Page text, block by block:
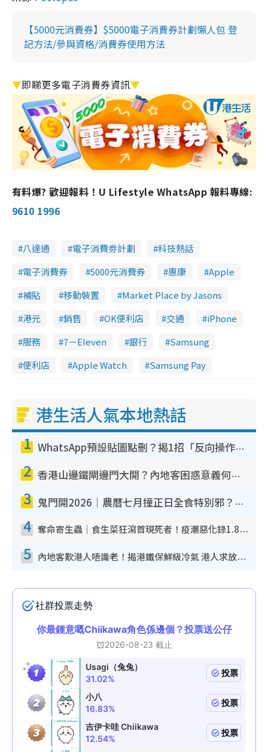
【5000元消費券】$5000電子消費券計劃懶人包 登
記方法/參與資格/消費券使用方法
▼即睇更多電子消費券資訊▼
有料爆? 歡迎報料！U Lifestyle WhatsApp 報料專線:
9610 1996
八達通 電子消費劵計劃
科技熱話
電子消費券
5000元消費券 惠康
Apple
補貼
移動裝置
Market Place by Jasons
港元
銷售 OK便利店 交通
iPhone
服務
7－Eleven 銀行
Samsung
便利店
Apple Watch Samsung Pay
港生活人氣本地熱話
1 WhatsApp預設貼圖點刪？揭1招「反向操作」還原簡潔介面 附3步實測教學
2 香港山邊鐵閘邊門大開？內地客困惑意義何在！網民神回覆：呢種叫法理性防禦
3 鬼門開2026｜農曆七月撞正日全食特別邪？專家警告切忌做一事！揭4大禁忌+2招保平安
4 奪命寄生蟲｜食生菜狂瀉首現死者！疫潮惡化錄1.8萬宗病例 揭洗菜3大謬誤
5 內地客歎港人唔識老！揭港鐵保鮮級冷氣 港人求放過：咪投訴